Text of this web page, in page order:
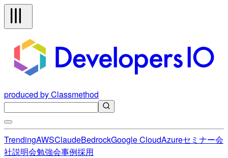
produced by Classmethod
TrendingAWSClaudeBedrockGoogle CloudAzureセミナー会
社説明会勉強会事例採用